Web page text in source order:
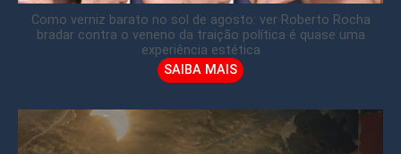
Como verniz barato no sol de agosto: ver Roberto Rocha
bradar contra o veneno da traição política é quase uma
experiência estética
SAIBA MAIS